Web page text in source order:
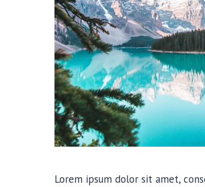
Lorem ipsum dolor sit amet,